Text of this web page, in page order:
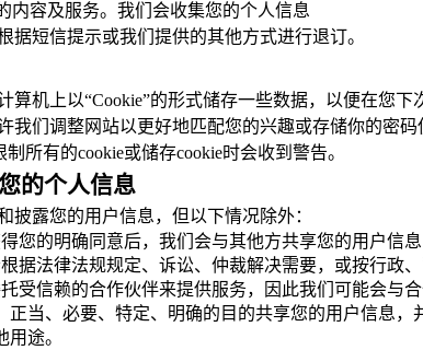
内容及服务。我们会收集您的个人信息
短信提示或我们提供的其他方式进行退订。
算机上以“Cookie”的形式储存一些数据，以便在您
我们调整网站以更好地匹配您的兴趣或存储你的密
所有的cookie或储存cookie时会收到警告。
的个人信息
露您的用户信息，但以下情况除外：
您的明确同意后，我们会与其他方共享您的用户信息
据法律法规规定、诉讼、仲裁解决需要，或按行政
受信赖的合作伙伴来提供服务，因此我们可能会与
正当、必要、特定、明确的目的共享您的用户信息
途。